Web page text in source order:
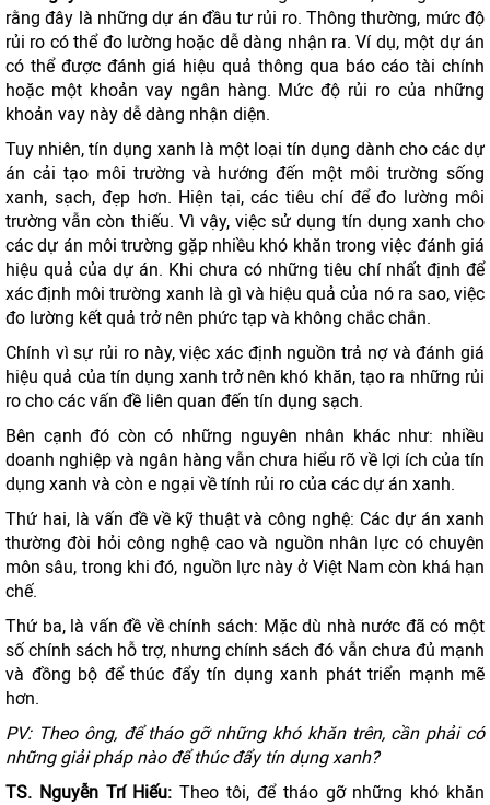
rằng đây là những dự án đầu tư rủi ro. Thông thường, mức độ
rủi ro có thể đo lường hoặc dễ dàng nhận ra. Ví dụ, một dự án
có thể được đánh giá hiệu quả thông qua báo cáo tài chính
hoặc một khoản vay ngân hàng. Mức độ rủi ro của những
khoản vay này dễ dàng nhận diện.
Tuy nhiên, tín dụng xanh là một loại tín dụng dành cho các dự
án cải tạo môi trường và hướng đến một môi trường sống
xanh, sạch, đẹp hơn. Hiện tại, các tiêu chí để đo lường môi
trường vẫn còn thiếu. Vì vậy, việc sử dụng tín dụng xanh cho
các dự án môi trường gặp nhiều khó khăn trong việc đánh giá
hiệu quả của dự án. Khi chưa có những tiêu chí nhất định để
xác định môi trường xanh là gì và hiệu quả của nó ra sao, việc
đo lường kết quả trở nên phức tạp và không chắc chắn.
Chính vì sự rủi ro này, việc xác định nguồn trả nợ và đánh giá
hiệu quả của tín dụng xanh trở nên khó khăn, tạo ra những rủi
ro cho các vấn đề liên quan đến tín dụng sạch.
Bên cạnh đó còn có những nguyên nhân khác như: nhiều
doanh nghiệp và ngân hàng vẫn chưa hiểu rõ về lợi ích của tín
dụng xanh và còn e ngại về tính rủi ro của các dự án xanh.
Thứ hai, là vấn đề về kỹ thuật và công nghệ: Các dự án xanh
thường đòi hỏi công nghệ cao và nguồn nhân lực có chuyên
môn sâu, trong khi đó, nguồn lực này ở Việt Nam còn khá hạn
chế.
Thứ ba, là vấn đề về chính sách: Mặc dù nhà nước đã có một
số chính sách hỗ trợ, nhưng chính sách đó vẫn chưa đủ mạnh
và đồng bộ để thúc đẩy tín dụng xanh phát triển mạnh mẽ
hơn.
PV: Theo ông, đểtháogỡ những khó khăn trên, cần phải có
nhữnggiải pháp nào để thúc đẩy tín dụng xanh?
TS. Nguyễn Trí Hiếu: Theo tôi, để tháo gỡ những khó khăn